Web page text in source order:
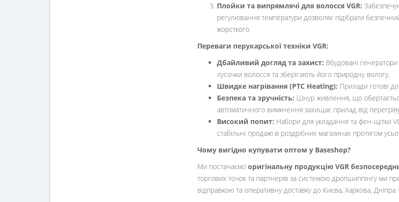
Плойки та випрямлячі для волосся VGR:
регулювання температури дозволяє підібрати
жорсткого.
Переваги перукарської техніки VGR:
Дбайливий догляд та захист: Вбудовані
лусочки волосся та зберігають його природну вологу.
Швидке нагрівання (PTC Heating): Прилади готові
Безпека та зручність: Шнур живлення, що
автоматичного вимкнення захищає прилад від
Високий попит: Набори для укладання та фен-щітки
стабільні продажі в роздрібних магазинах протягом
Чому вигідно купувати оптом у Baseshop?
Ми постачаємо оригінальну продукцію VGR
торгових точок та партнерів за системою дропшиппінгу ми
відправкою та оперативну доставку до Києва, Харкова, Дніпра